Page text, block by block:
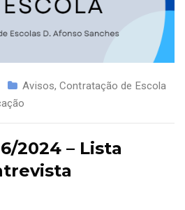
Avisos,Contratação de Escola
2024 – Lista